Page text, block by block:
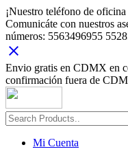
¡Nuestro teléfono de
Comunicáte con nuestros
números: 5563496955
Envio gratis en CDMX en
confirmación fuera de
Mi Cuenta